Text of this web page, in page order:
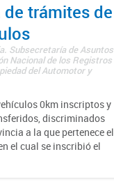
trámites de
Subsecretaría de Asuntos
Nacional de los Registros
del Automotor y
0km inscriptos y
discriminados
a la que pertenece el
el cual se inscribió el